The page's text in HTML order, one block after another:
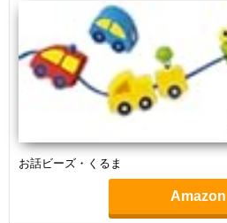
お話ビーズ・くるま
Amazon